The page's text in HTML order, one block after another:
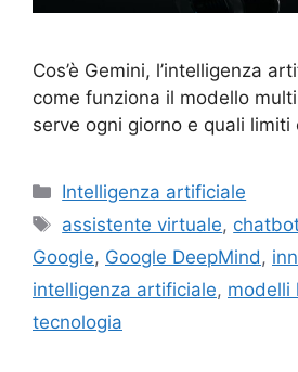
Cos’è Gemini, l’intelligenza
come funziona il modello
serve ogni giorno e quali limiti
Categorie
Intelligenza artificiale
Tag
assistente virtuale,
Google, Google DeepMind,
intelligenza artificiale, modelli
tecnologia